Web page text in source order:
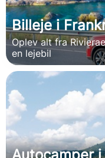
Billeje i
Oplev alt fra
en lejebil